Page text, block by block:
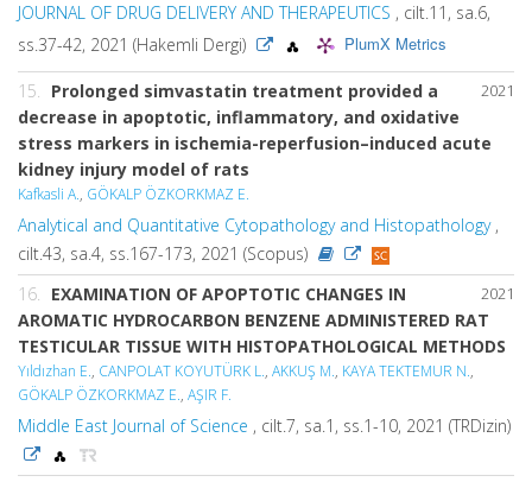
JOURNAL OF DRUG DELIVERY AND THERAPEUTICS , cilt.11, sa.6,
ss.37-42, 2021 (Hakemli Dergi)
PlumX Metrics
2021
15. Prolonged simvastatin treatment provided a
decrease in apoptotic, inflammatory, and oxidative
stress markers in ischemia-reperfusion–induced acute
kidney injury model of rats
Kafkasli A., GÖKALP ÖZKORKMAZ E.
Analytical and Quantitative Cytopathology and Histopathology,
cilt.43, sa.4, ss.167-173, 2021 (Scopus)
2021
16. EXAMINATION OF APOPTOTIC CHANGES IN
AROMATIC HYDROCARBON BENZENE ADMINISTERED RAT
TESTICULAR TISSUE WITH HISTOPATHOLOGICAL METHODS
Yıldızhan E., CANPOLAT KOYUTÜRK L., AKKUŞ M., KAYA TEKTEMUR N.,
GÖKALP ÖZKORKMAZ E., AŞIR F.
Middle East Journal of Science , cilt.7, sa.1, ss.1-10, 2021 (TRDizin)